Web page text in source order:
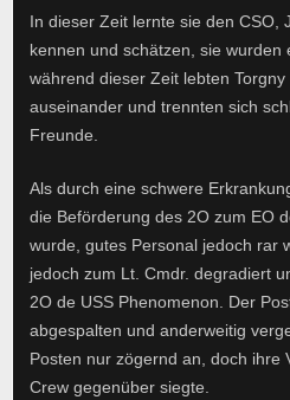
In dieser Zeit lernte sie den CSO,
kennen und schätzen, sie wurden
während dieser Zeit lebten
auseinander und trennten sich
Freunde.
Als durch eine schwere
die Beförderung des 2O zum EO
wurde, gutes Personal jedoch rar
jedoch zum Lt. Cmdr. degradiert
2O de USS Phenomenon. Der
abgespalten und anderweitig
Posten nur zögernd an, doch ihre
Crew gegenüber siegte.